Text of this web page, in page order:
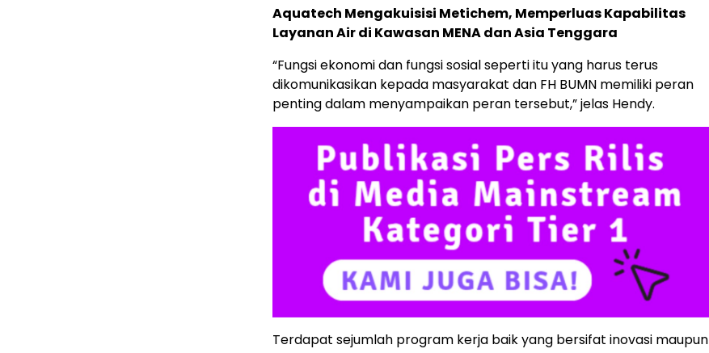
Aquatech Mengakuisisi Metichem, Memperluas Kapabilitas
Layanan Air di Kawasan MENA dan Asia Tenggara
“Fungsi ekonomi dan fungsi sosial seperti itu yang harus terus
dikomunikasikan kepada masyarakat dan FH BUMN memiliki peran
penting dalam menyampaikan peran tersebut,” jelas Hendy.
Terdapat sejumlah program kerja baik yang bersifat inovasi maupun